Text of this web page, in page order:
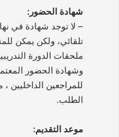
شهادة الحضور:
– لا توجد شهادة في
تلقائي، ولكن يمكن
ملحقات الدورة
وشهادة الحضور
للمراجعين الداخليين
الطلب.
موعد التقديم: